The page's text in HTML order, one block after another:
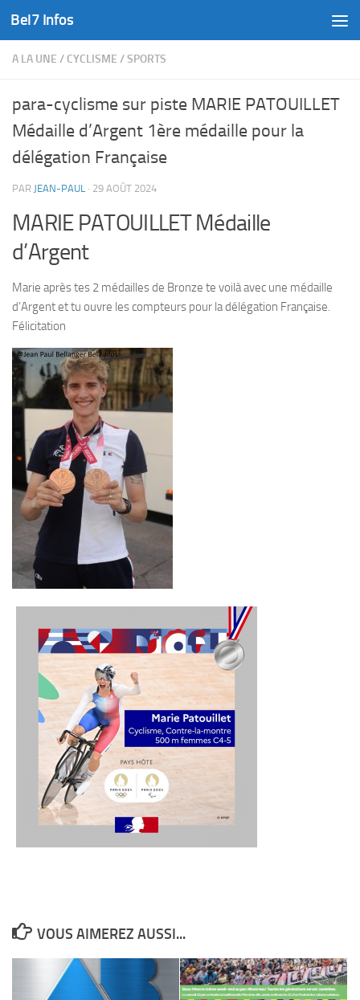
Skip to content
Bel7 Infos
A LA UNE / CYCLISME /SPORTS
para-cyclisme sur piste MARIE PATOUILLET
Médaille d’Argent 1ère médaille pour la
délégation Française
PAR JEAN-PAUL · 29 AOÛT 2024
MARIE PATOUILLET Médaille
d’Argent
Marie après tes 2 médailles de Bronze te voilà avec une médaille
d’Argent et tu ouvre les compteurs pour la délégation Française.
Félicitation
VOUS AIMEREZ AUSSI...